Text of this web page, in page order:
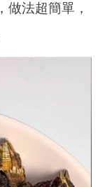
做法超簡單，